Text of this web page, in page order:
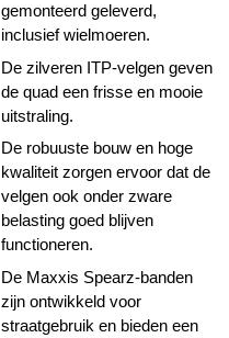
gemonteerd geleverd,
inclusief wielmoeren.
De zilveren ITP-velgen geven
de quad een frisse en mooie
uitstraling.
De robuuste bouw en hoge
kwaliteit zorgen ervoor dat de
velgen ook onder zware
belasting goed blijven
functioneren.
De Maxxis Spearz-banden
zijn ontwikkeld voor
straatgebruik en bieden een